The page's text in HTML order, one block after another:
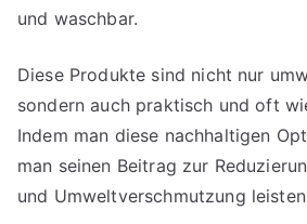
und waschbar.
Diese Produkte sind nicht nur
sondern auch praktisch und oft
Indem man diese nachhaltigen
man seinen Beitrag zur
und Umweltverschmutzung